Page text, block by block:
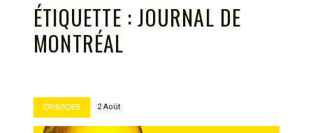
ÉTIQUETTE :JOURNAL DE
MONTRÉAL
ÉPISODES 2 Août